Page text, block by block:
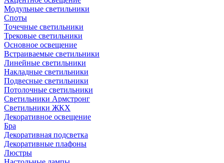
Модульные светильники
Споты
Точечные светильники
Трековые светильники
Основное освещение
Встраиваемые светильники
Линейные светильники
Накладные светильники
Подвесные светильники
Потолочные светильники
Светильники Армстронг
Светильники ЖКХ
Декоративное освещение
Бра
Декоративная подсветка
Декоративные плафоны
Люстры